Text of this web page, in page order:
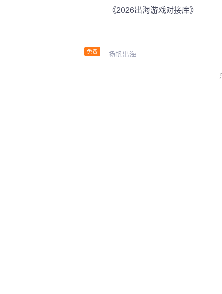
免费
《2026出海游戏对接库》
扬帆出海